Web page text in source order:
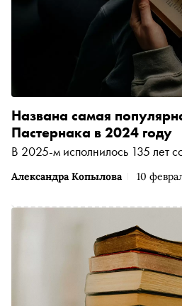
Александра Копылова 10
Названа самая
Пастернака в 2024 году
В 2025-м исполнилось 135 лет